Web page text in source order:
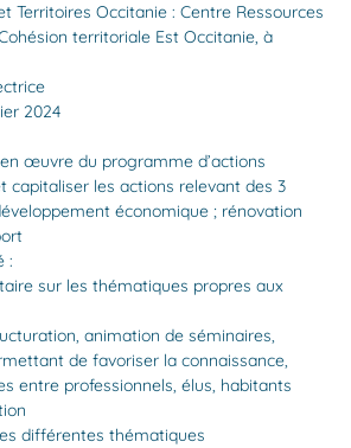
Territoires Occitanie : Centre Ressources
territoriale Est Occitanie, à
2024
œuvre du programme d’actions
capitaliser les actions relevant des 3
économique ; rénovation
:
sur les thématiques propres aux
animation de séminaires,
de favoriser la connaissance,
entre professionnels, élus, habitants
différentes thématiques